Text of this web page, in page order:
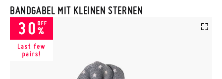
BANDGABEL MIT KLEINEN STERNEN